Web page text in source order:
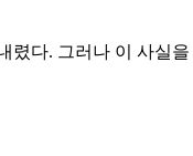
렸다. 그러나 이 사실